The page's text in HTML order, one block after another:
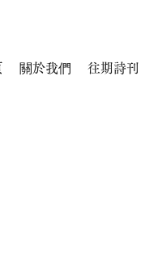
關於我們 往期詩刊